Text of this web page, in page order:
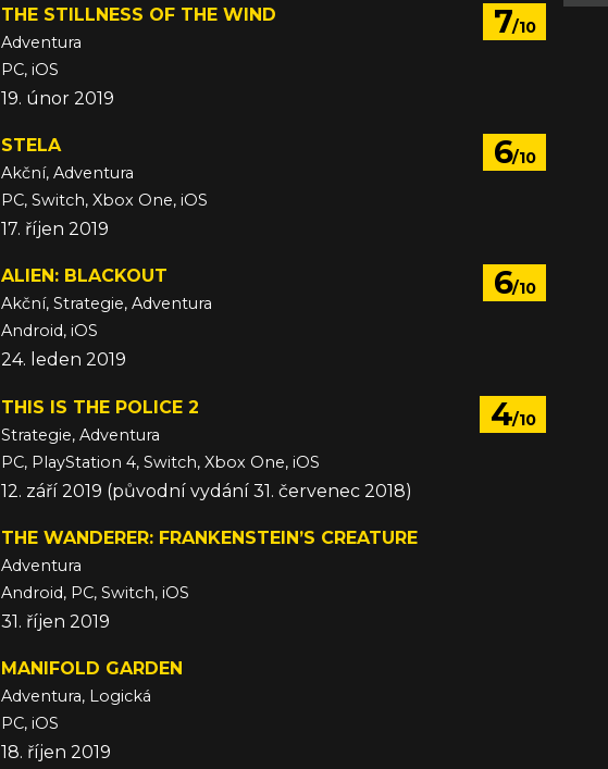
7/10
THE STILLNESS OF THE WIND
Adventura
PC, iOS
19. únor 2019
6/10
STELA
Akční, Adventura
PC, Switch, Xbox One, iOS
17. říjen 2019
6/10
ALIEN: BLACKOUT
Akční, Strategie, Adventura
Android, iOS
24. leden 2019
4/10
THIS IS THE POLICE 2
Strategie, Adventura
PC, PlayStation 4, Switch, Xbox One, iOS
12. září 2019 (původní vydání 31. červenec 2018)
THE WANDERER: FRANKENSTEIN’S CREATURE
Adventura
Android, PC, Switch, iOS
31. říjen 2019
MANIFOLD GARDEN
Adventura, Logická
PC, iOS
18. říjen 2019